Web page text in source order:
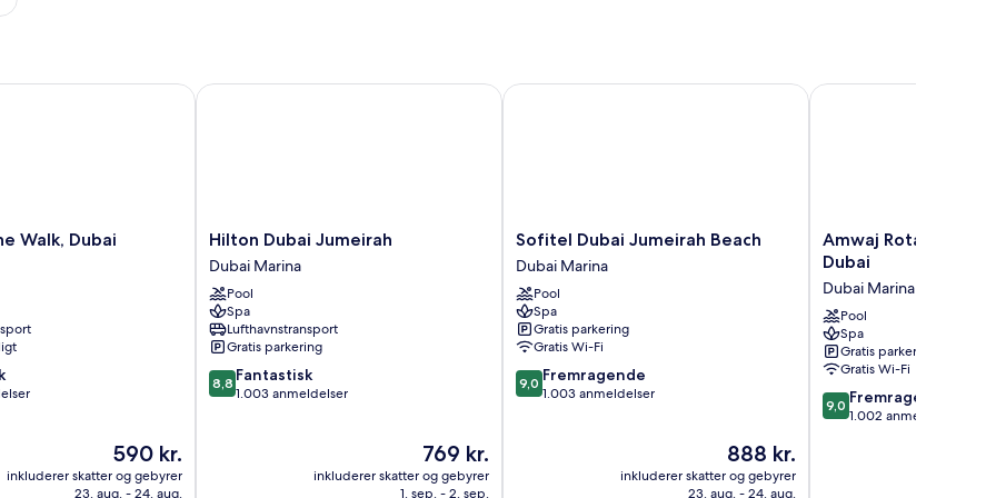
Walk, Dubai
Prisen
er
590 kr.
590 kr.
inkluderer skatter og gebyrer
23. aug. - 24. aug.
Dubai
Hilton
Dubai
Jumeirah
Dubai
Marina
Hilton Dubai Jumeirah
Dubai Marina
Pool
Spa
Lufthavnstransport
Gratis parkering
8.8
ud
8,8 Fantastisk
1.003 anmeldelser
Prisen
er
769 kr.
769 kr.
inkluderer skatter og gebyrer
1. sep. - 2. sep.
Hilton Dubai Jumeirah
Sofitel
Dubai
Jumeirah
Beach
Dubai
Marina
Sofitel Dubai Jumeirah Beach
Dubai Marina
Pool
Spa
Gratis parkering
Gratis Wi-Fi
9.0
ud
9,0 Fremragende
1.003 anmeldelser
Prisen
er
888 kr.
888 kr.
inkluderer skatter og gebyrer
23. aug. - 24. aug.
Sofitel Dubai Jumeirah Beach
Amwaj
Rotana,
Beach
-
Dubai
Dubai
Marina
Amwaj Rotana,
Dubai
Dubai Marina
Pool
Spa
Gratis parkering
Gratis Wi-Fi
9.0
ud
9,0 Fremragende
1.002 anmeldelser
Amwaj Rotana,